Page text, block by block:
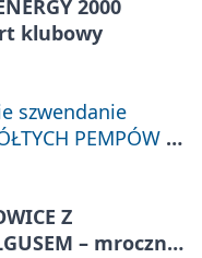
2000
klubowy
szwendanie
PEMPÓW z
Z
– mroczne